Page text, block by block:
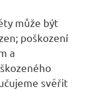
může být
poškození
a
svěřit